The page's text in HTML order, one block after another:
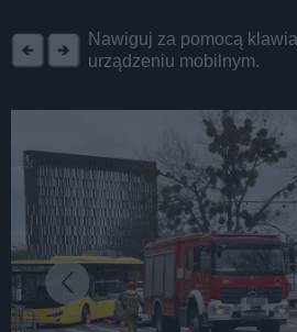
Nawiguj za pomocą
urządzeniu mobilnym.